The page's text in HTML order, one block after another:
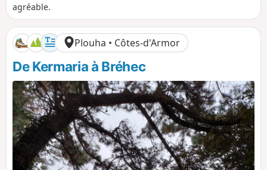
a
n
c
e
e
l
é
p
o
i
t
i
f
e
l
é
n
é
a
t
i
agréable.
Plouha • Côtes-d'Armor
De Kermaria à Bréhec